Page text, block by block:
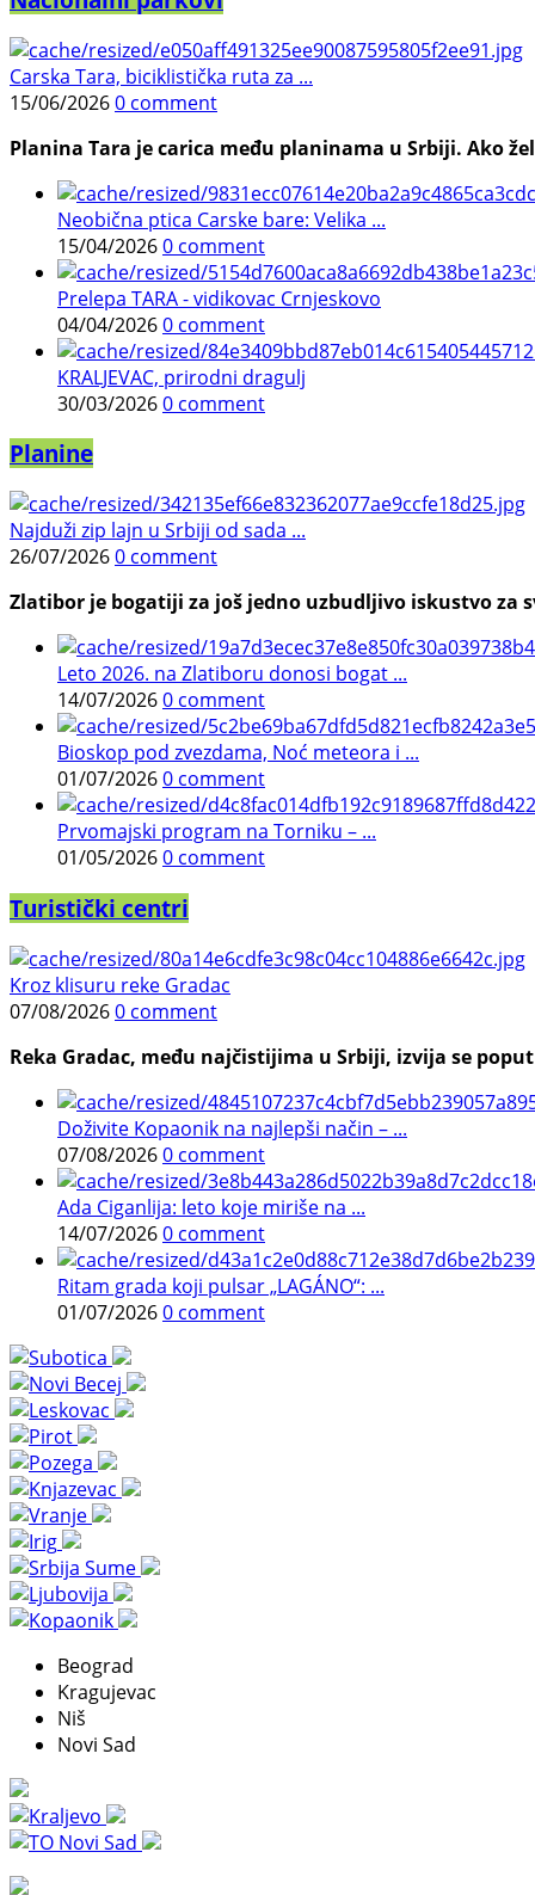
Carska Tara, biciklistička ruta za ...
15/06/20260 comment
Planina Tara je carica među planinama u Srbiji. Ako
Neobična ptica Carske bare: Velika ...
15/04/20260 comment
Prelepa TARA - vidikovac Crnjeskovo
04/04/20260 comment
KRALJEVAC, prirodni dragulj
30/03/20260 comment
Planine
Najduži zip lajn u Srbiji od sada ...
26/07/20260 comment
Zlatibor je bogatiji za još jedno uzbudljivo iskustvo
Leto 2026. na Zlatiboru donosi bogat ...
14/07/20260 comment
Bioskop pod zvezdama, Noć meteora i ...
01/07/20260 comment
Prvomajski program na Torniku – ...
01/05/20260 comment
Turistički centri
Kroz klisuru reke Gradac
07/08/20260 comment
Reka Gradac, među najčistijima u Srbiji, izvija se
Doživite Kopaonik na najlepši način – ...
07/08/20260 comment
Ada Ciganlija: leto koje miriše na ...
14/07/20260 comment
Ritam grada koji pulsar „LAGÁNO“: ...
01/07/20260 comment
Beograd
Kragujevac
Niš
Novi Sad